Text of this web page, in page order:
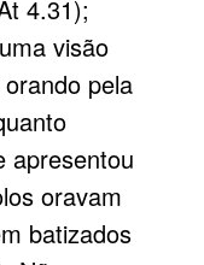
4.31);
visão
pela
apresentou
oravam
batizados